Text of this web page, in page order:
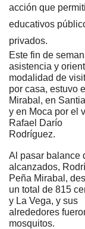
acción que
educativos
privados.
Este fin de
asistencia y
modalidad de
por casa, estuvo
Mirabal, en
y en Moca por el
Rafael Darío
Rodríguez.
Al pasar balance
alcanzados,
Peña Mirabal,
un total de 815
y La Vega, y sus
alrededores
mosquitos.